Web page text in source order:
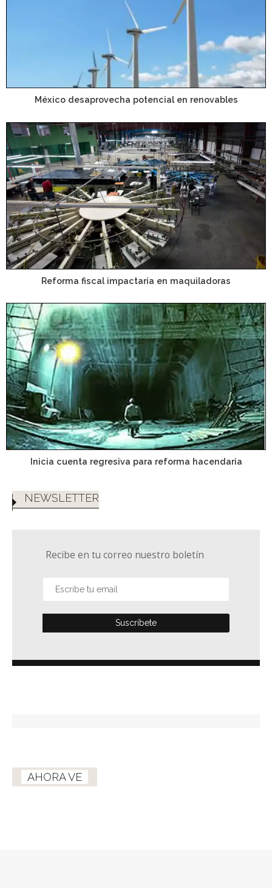
México desaprovecha potencial en renovables
Reforma fiscal impactaría en maquiladoras
Inicia cuenta regresiva para reforma hacendaria
NEWSLETTER
Recibe en tu correo nuestro boletín
AHORA VE